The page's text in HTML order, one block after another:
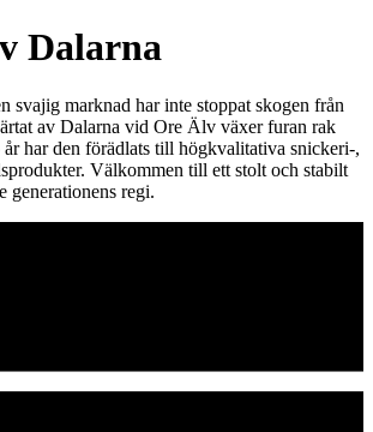
Dalarna
svajig marknad har inte stoppat skogen från
av Dalarna vid Ore Älv växer furan rak
har den förädlats till högkvalitativa snickeri-,
Välkommen till ett stolt och stabilt
generationens regi.